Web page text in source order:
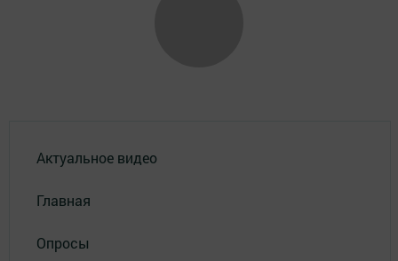
Актуальное видео
Главная
Опросы